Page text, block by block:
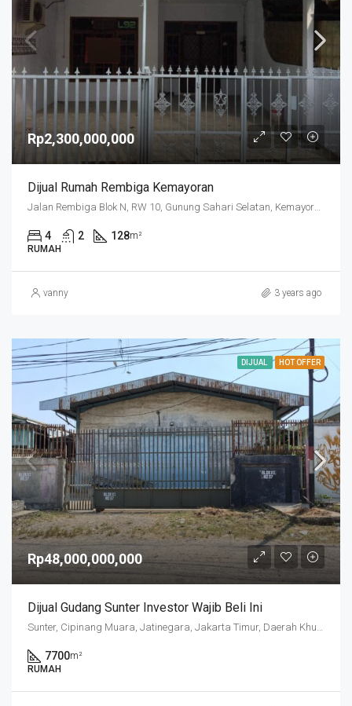
Rp2,300,000,000
Dijual Rumah Rembiga Kemayoran
4 2 128m²
RUMAH
vanny 3 years ago
DIJUAL HOT OFFER
Rp48,000,000,000
Dijual Gudang Sunter Investor Wajib Beli Ini
Sunter, Cipinang Muara, Jatinegara, Jakarta Timur, Daerah Khusus Ibukota Jakarta, 13470, Indonesia
7700m²
RUMAH